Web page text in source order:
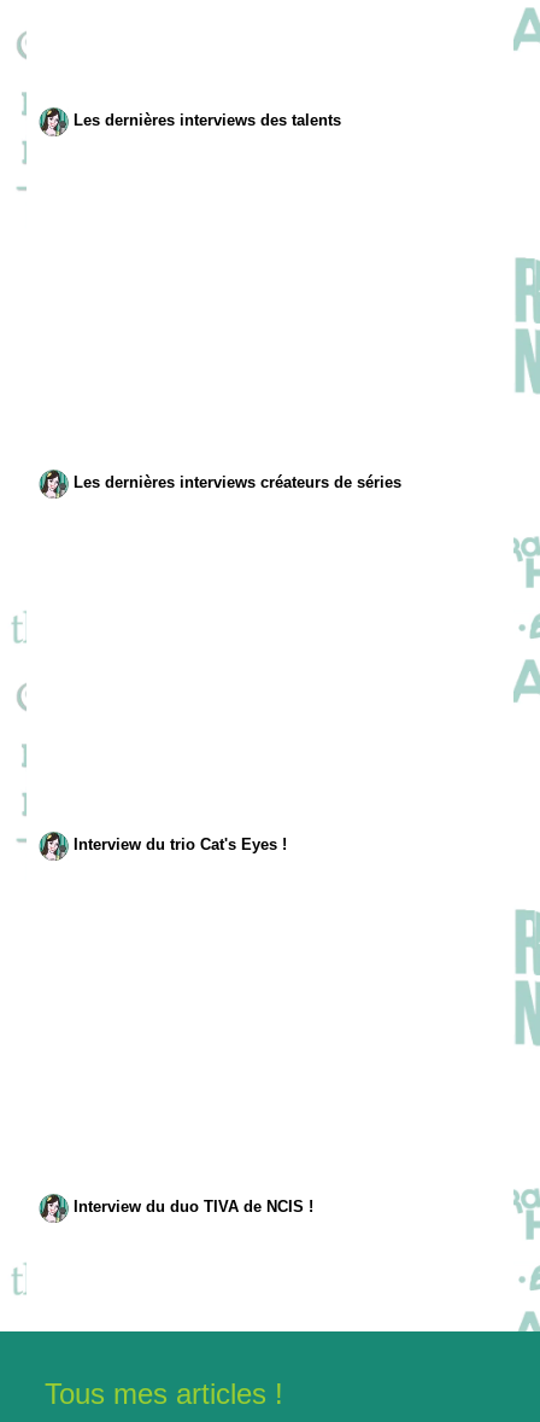
Les dernières interviews des talents
Les dernières interviews créateurs de séries
Interview du trio Cat's Eyes !
Interview du duo TIVA de NCIS !
Tous mes articles !